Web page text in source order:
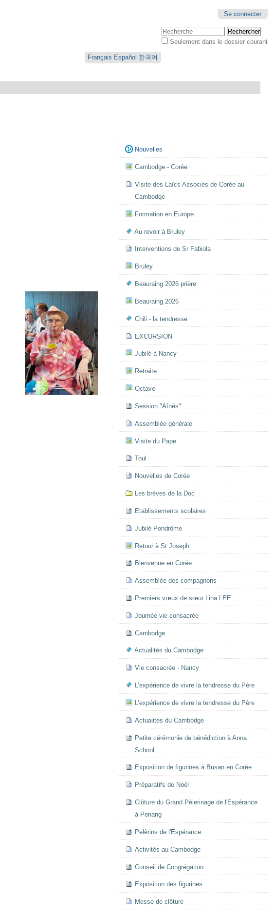
Se connecter
Chercher par
Seulement dans le dossier courant
Français Español 한국어
Navigation
Nouvelles
Cambodge - Corée
Visite des Laïcs Associés de Corée au
Cambodge
Formation en Europe
Au revoir à Bruley
Interventions de Sr Fabiola
Bruley
Beauraing 2026 prière
Beauraing 2026
Chili - la tendresse
EXCURSION
Jubilé à Nancy
Retraite
Octave
Session "Aînés"
Assemblée générale
Visite du Pape
Toul
Nouvelles de Corée
Les brèves de la Doc
Etablissements scolaires
Jubilé Pondrôme
Retour à St Joseph
Bienvenue en Corée
Assemblée des compagnons
Premiers vœux de sœur Lina LEE
Journée vie consacrée
Cambodge
Actualités du Cambodge
Vie consacrée - Nancy
L’expérience de vivre la tendresse du Père
L’expérience de vivre la tendresse du Père
Actualités du Cambodge
Petite cérémonie de bénédiction à Anna
School
Exposition de figurines à Busan en Corée
Préparatifs de Noël
Clôture du Grand Pèlerinage de l'Espérance
à Penang
Pelèrins de l'Espérance
Activités au Cambodge
Conseil de Congrégation
Exposition des figurines
Messe de clôture